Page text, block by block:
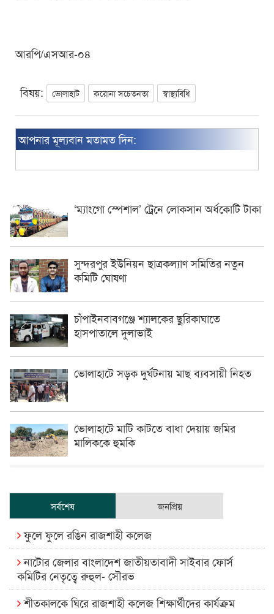
আরপি/এসআর-০৪
বিষয়: ভোলাহাট করোনা সচেতনতা স্বাস্থ্যবিধি
আপনার মূল্যবান মতামত দিন:
‘ম্যাংগো স্পেশাল’ ট্রেনে লোকসান অর্ধকোটি টাকা
সুন্দরপুর ইউনিয়ন ছাত্রকল্যাণ সমিতির নতুন
কমিটি ঘোষণা
চাঁপাইনবাবগঞ্জে শ্যালকের ছুরিকাঘাতে
হাসপাতালে দুলাভাই
ভোলাহাটে সড়ক দুর্ঘটনায় মাছ ব্যবসায়ী নিহত
ভোলাহাটে মাটি কাটতে বাধা দেয়ায় জমির
মালিককে হুমকি
সর্বশেষ জনপ্রিয়
ফুলে ফুলে রঙিন রাজশাহী কলেজ
নাটোর জেলার বাংলাদেশ জাতীয়তাবাদী সাইবার ফোর্স
কমিটির নেতৃত্বে রুহুল- সৌরভ
শীতকালকে ঘিরে রাজশাহী কলেজ শিক্ষার্থীদের কার্যক্রম